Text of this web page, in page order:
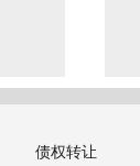
债权转让